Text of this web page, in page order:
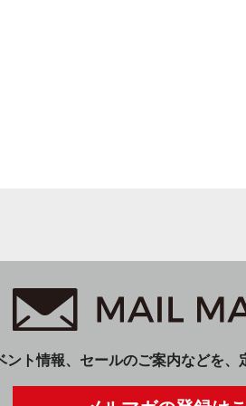
ント情報、セールのご案内などを、